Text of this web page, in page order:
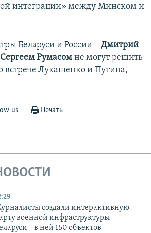
интеграции» между Минском и
Беларуси и России –Дмитрий
Сергеем Румасом не могут решить
встрече Лукашенко и Путина,
us Печать
создали интерактивную
военной инфраструктуры
– в ней 150 объектов